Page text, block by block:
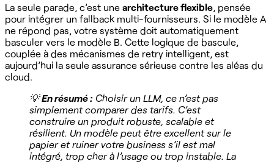
La seule parade, c’est une architecture flexible, pensée
pour intégrer un fallback multi-fournisseurs. Si le modèle A
ne répond pas, votre système doit automatiquement
basculer vers le modèle B. Cette logique de bascule,
couplée à des mécanismes de retry intelligent, est
aujourd’hui la seule assurance sérieuse contre les aléas du
cloud.
💡En résumé : Choisir un LLM, ce n’est pas
simplement comparer des tarifs. C’est
construire un produit robuste, scalable et
résilient. Un modèle peut être excellent sur le
papier et ruiner votre business s’il est mal
intégré, trop cher à l’usage ou trop instable. La